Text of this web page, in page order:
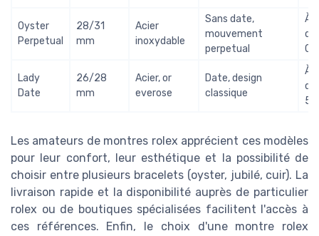
Oyster
Perpetual
28/31
mm
Acier
inoxydable
Sans date,
mouvement
perpetual
À
de
Lady
Date
26/28
mm
Acier, or
everose
Date, design
classique
À
de
Les amateurs de montres rolex apprécient ces modèles
pour leur confort, leur esthétique et la possibilité de
choisir entre plusieurs bracelets (oyster, jubilé, cuir). La
livraison rapide et la disponibilité auprès de particulier
rolex ou de boutiques spécialisées facilitent l'accès à
ces références. Enfin, le choix d'une montre rolex